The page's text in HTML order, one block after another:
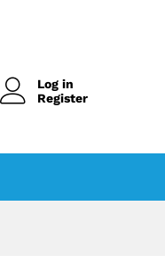
Log in
Register